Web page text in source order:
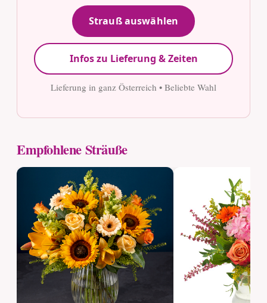
Strauß auswählen
Infos zu Lieferung & Zeiten
Lieferung in ganz Österreich • Beliebte Wahl
Empfohlene Sträuße